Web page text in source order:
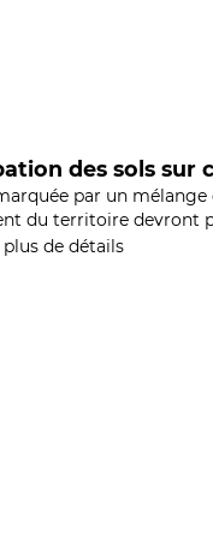
des sols sur
par un
du territoire devront
de détails